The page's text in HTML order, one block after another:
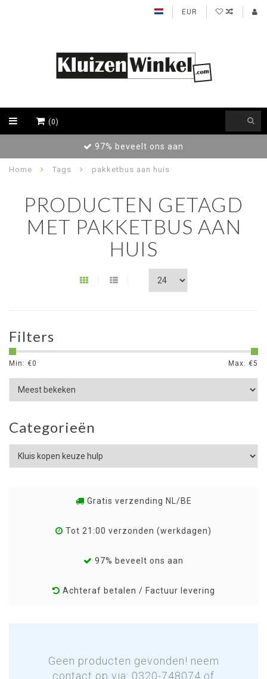
EUR
(0)
97% beveelt ons aan
Home Tags pakketbus aan huis
PRODUCTEN GETAGD
MET PAKKETBUS AAN
HUIS
Filters
Min: €0 Max: €5
Categorieën
Gratis verzending NL/BE
Tot 21:00 verzonden (werkdagen)
97% beveelt ons aan
Achteraf betalen / Factuur levering
Geen producten gevonden! neem
contact op via: 0320-748074 of